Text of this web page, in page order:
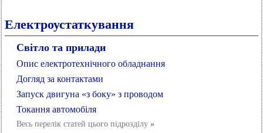
Електроустаткування
Світло та прилади
Опис електротехнічного обладнання
Догляд за контактами
Запуск двигуна «з боку» з проводом
Токання автомобіля
Весь перелік статей цього підрозділу »